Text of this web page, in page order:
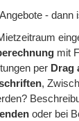
-
mit
per Drag
,
oder bei